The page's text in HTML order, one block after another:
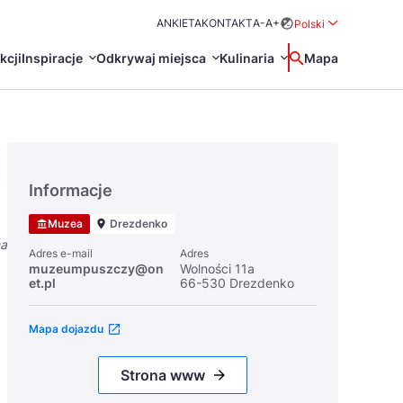
ANKIETAKONTAKTA-A+
Polski
Inspiracje Odkrywaj miejsca
Turystyczne
Kulinaria Wyszukaj
Mapa
日本語
Informacje
Muzea Drezdenko
Adres e-mail
muzeumpuszczy@on
et.pl
Adres
Wolności 11a
66-530 Drezdenko
Mapa dojazdu
Strona www